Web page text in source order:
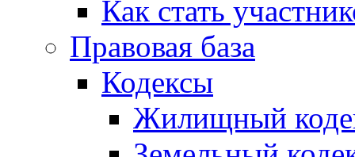
Как стать
Правовая база
Кодексы
Жилищный